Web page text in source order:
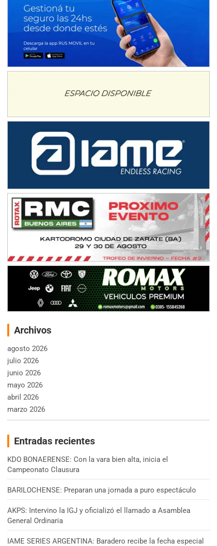
Archivos
agosto 2026
julio 2026
junio 2026
mayo 2026
abril 2026
marzo 2026
Entradas recientes
KDO BONAERENSE: Con la vara bien alta, inicia el
Campeonato Clausura
BARILOCHENSE: Preparan una jornada a puro espectáculo
AKPS: Intervino la IGJ y oficializó el llamado a Asamblea
General Ordinaria
IAME SERIES ARGENTINA: Baradero recibe la fecha especial